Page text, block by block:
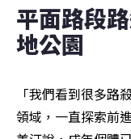
平面路段
地公園
「我們看到很多路
領域，一直探索前